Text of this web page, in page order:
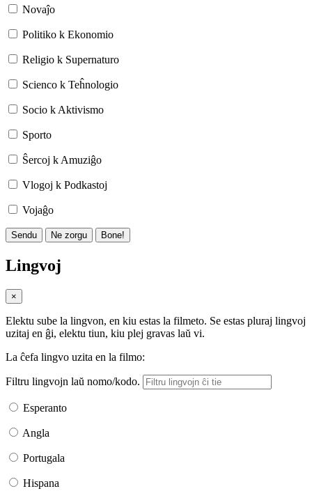
Novaĵo
Politiko k Ekonomio
Religio k Supernaturo
Scienco k Teĥnologio
Socio k Aktivismo
Sporto
Ŝercoj k Amuziĝo
Vlogoj k Podkastoj
Vojaĝo
Sendu Ne zorgu Bone!
Lingvoj
×
Elektu sube la lingvon, en kiu estas la filmeto. Se estas pluraj lingvoj
uzitaj en ĝi, elektu tiun, kiu plej gravas laŭ vi.
La ĉefa lingvo uzita en la filmo:
Filtru lingvojn laŭ nomo/kodo.
Esperanto
Angla
Portugala
Hispana